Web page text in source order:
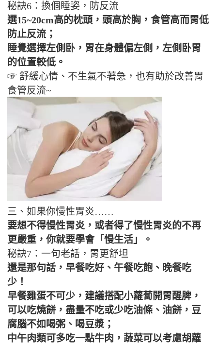
秘訣6：換個睡姿，防反流
選15~20cm高的枕頭，頭高於胸，食管高而胃低
防止反流；
睡覺選擇左側卧，胃在身體偏左側，左側卧胃
的位置較低。
☞ 舒緩心情、不生氣不著急，也有助於改善胃
食管反流~
三、如果你慢性胃炎……
要想不得慢性胃炎，或者得了慢性胃炎的不再
更嚴重，你就要學會「慢生活」。
秘訣7：一句老話，胃更舒坦
還是那句話，早餐吃好、午餐吃飽、晚餐吃
少！
早餐雞蛋不可少，建議搭配小蘿蔔開胃醒脾，
可以吃燒餅，盡量不吃或少吃油條、油餅，豆
腐腦不如喝粥、喝豆漿；
中午肉類可多吃一點牛肉，蔬菜可以考慮胡蘿